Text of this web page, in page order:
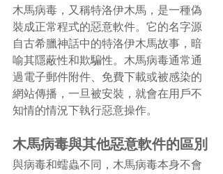
木馬病毒，又稱特洛伊木馬，是一種偽
裝成正常程式的惡意軟件。它的名字源
自古希臘神話中的特洛伊木馬故事，暗
喻其隱蔽性和欺騙性。木馬病毒通常通
過電子郵件附件、免費下載或被感染的
網站傳播，一旦被安裝，就會在用戶不
知情的情況下執行惡意操作。
木馬病毒與其他惡意軟件的區別
與病毒和蠕蟲不同，木馬病毒本身不會